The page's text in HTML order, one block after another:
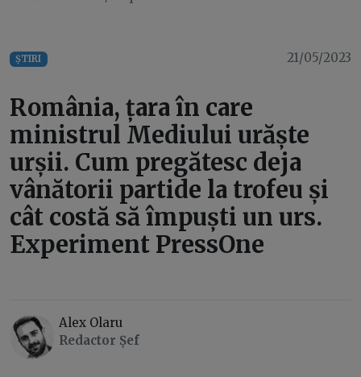
ȘTIRI 21/05/2023
România, țara în care
ministrul Mediului urăște
urșii. Cum pregătesc deja
vânătorii partide la trofeu și
cât costă să împuști un urs.
Experiment PressOne
Alex Olaru
Redactor Șef